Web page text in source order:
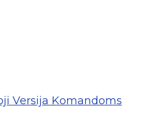
Versija Komandoms